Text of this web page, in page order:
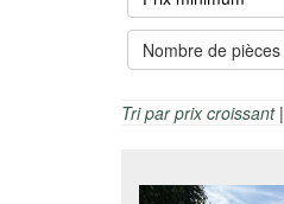
Nombre de pièces
Tri par prix croissant|